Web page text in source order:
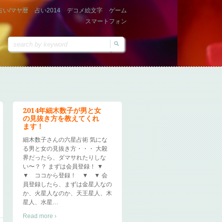
い/マヤ暦 占い2014 デコメ絵文字
ゲーム
スマートフォン
2014年細木数子が男と女
の見抜き方を教えてくれ
ます！
細木数子さんの六星占術 気にな
る男と女の見抜き方・・・ 大殺
界だったら、ダマサれたりしな
い〜？？ まずは会員登録！ ▼
▼ ココから登録！ ▼ ▼ 会
員登録したら、まずは金星人なの
か、火星人なのか、天王星人、木
星人、水星…
Read more ›